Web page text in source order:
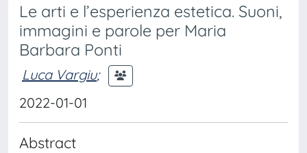
Le arti e l’esperienza estetica. Suoni,
immagini e parole per Maria
Barbara Ponti
Luca Vargiu;
2022-01-01
Abstract